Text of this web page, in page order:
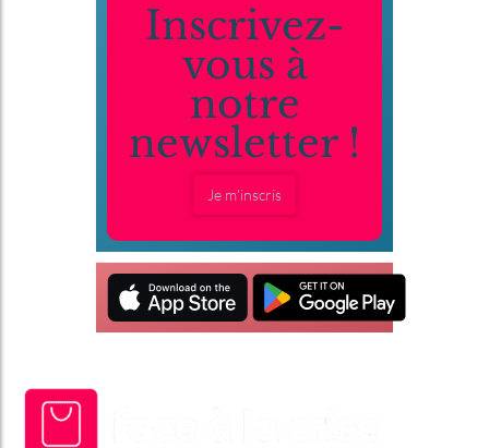
Inscrivez-
vous à
notre
newsletter !
Je m'inscris